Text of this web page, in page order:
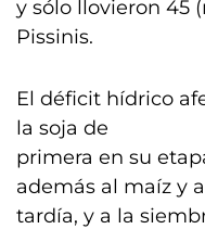
y sólo llovieron 45
Pissinis.
El déficit hídrico
la soja de
primera en su
además al maíz y
tardía, y a la